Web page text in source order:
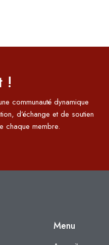
!
communauté dynamique
d’échange et de soutien
chaque membre.
Menu